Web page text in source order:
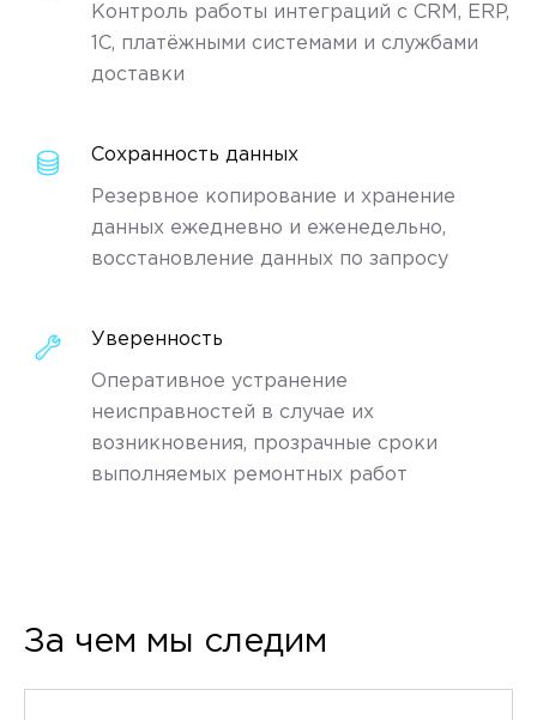
Контроль работы интеграций с CRM, ERP,
1C, платёжными системами и службами
доставки
Сохранность данных
Резервное копирование и хранение
данных ежедневно и еженедельно,
восстановление данных по запросу
Уверенность
Оперативное устранение
неисправностей в случае их
возникновения, прозрачные сроки
выполняемых ремонтных работ
За чем мы следим